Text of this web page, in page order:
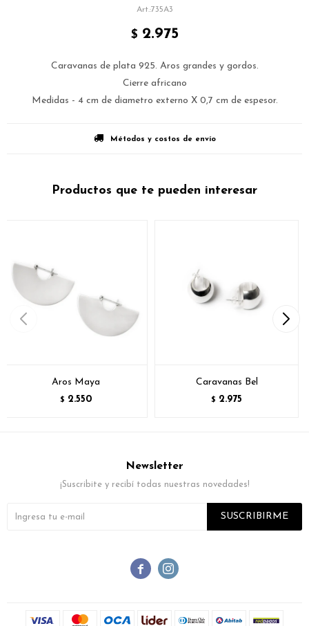
735A3
$ 2.975
Caravanas de plata 925. Aros grandes y gordos.
Cierre africano
Medidas - 4 cm de diametro externo X 0,7 cm de espesor.
Métodos y costos de envío
Productos que te pueden interesar
Aros Maya
$ 2.550
Caravanas Bel
$ 2.975
 
Newsletter
¡Suscribite y recibí todas nuestras novedades!
SUSCRIBIRME